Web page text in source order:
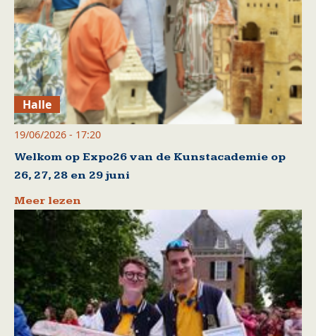
Halle
19/06/2026 - 17:20
Welkom op Expo26 van de Kunstacademie op
26, 27, 28 en 29 juni
Meer lezen